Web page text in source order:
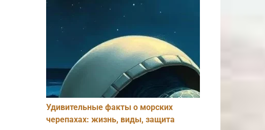
Удивительные факты о морских
черепахах: жизнь, виды, защита